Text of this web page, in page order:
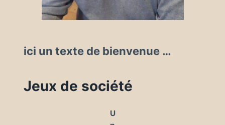
ici un texte de bienvenue …
Jeux de société
U